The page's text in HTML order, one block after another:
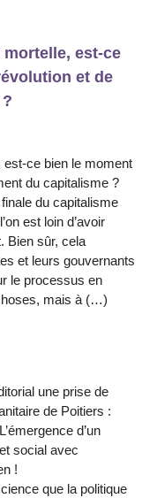
est-ce
et de
est-ce bien le moment
du capitalisme ?
du capitalisme
est loin d’avoir
Bien sûr, cela
et leurs gouvernants
le processus en
mais à (…)
une prise de
de Poitiers :
d’un
social avec
!
que la politique